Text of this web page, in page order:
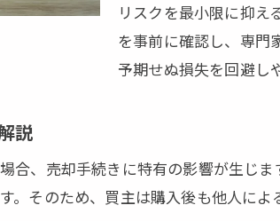
通行権問題に詳しい専門家の活用法
取得と売却後のリスクとは
却で知る地役権の時効取得条件
の時効取得に必要な証拠や手続き
生しやすい通行権トラブル例
約で地役権時効取得リスクを減らす
リスクを最小限に抑え
を事前に確認し、専門
予期せぬ損失を回避し
説
合、売却手続きに特有の影響が生じ
そのため、買主は購入後も他人によ